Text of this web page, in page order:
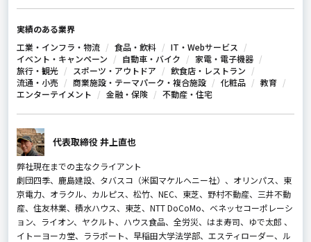
実績のある業界
工業・インフラ・物流
食品・飲料
IT・Webサービス
イベント・キャンペーン
自動車・バイク
家電・電子機器
旅行・観光
スポーツ・アウトドア
飲食店・レストラン
流通・小売
商業施設・テーマパーク・複合施設 化粧品
教育
エンターテイメント
金融・保険 不動産・住宅
代表取締役 井上直也
弊社現在までの主なクライアント
劇団四季、鹿島建設、タバスコ（米国マケルヘニー社）、オリンパス、東
京電力、オラクル、カルピス、松竹、NEC、東芝、野村不動産、三井不動
産、住友林業、積水ハウス、東芝、NTT DoCoMo、ベネッセコーポレーシ
ョン、ライオン、ヤクルト、ハウス食品、全労災、はま寿司、ゆで太郎 、
イトーヨーカ堂、ララポート、早稲田大学法学部、エスティローダー、ル